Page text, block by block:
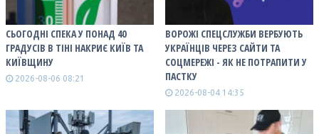
СЬОГОДНІ СПЕКА У ПОНАД 40
ГРАДУСІВ В ТІНІ НАКРИЄ КИЇВ ТА
КИЇВЩИНУ
2026-08-06 08:21
ВОРОЖІ СПЕЦСЛУЖБИ ВЕРБУЮТЬ
УКРАЇНЦІВ ЧЕРЕЗ САЙТИ ТА
СОЦМЕРЕЖІ - ЯК НЕ ПОТРАПИТИ У
ПАСТКУ
2026-08-04 14:35